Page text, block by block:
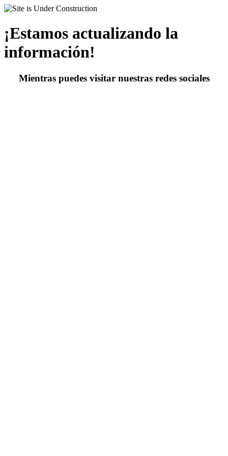
¡Estamos actualizando la
información!
Mientras puedes visitar nuestras redes sociales